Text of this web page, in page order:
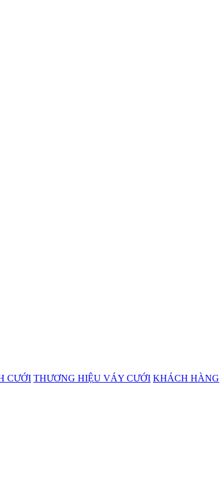
CƯỚI THƯƠNG HIỆU VÁY CƯỚI KHÁCH HÀNG